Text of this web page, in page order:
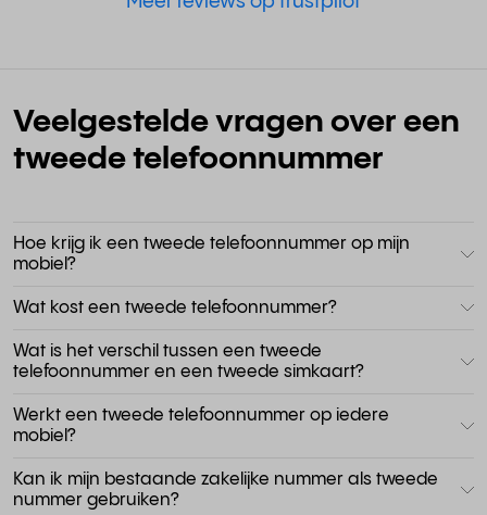
Veelgestelde vragen over een
tweede telefoonnummer
Hoe krijg ik een tweede telefoonnummer op mijn
mobiel?
Wat kost een tweede telefoonnummer?
Wat is het verschil tussen een tweede
telefoonnummer en een tweede simkaart?
Werkt een tweede telefoonnummer op iedere
mobiel?
Kan ik mijn bestaande zakelijke nummer als tweede
nummer gebruiken?